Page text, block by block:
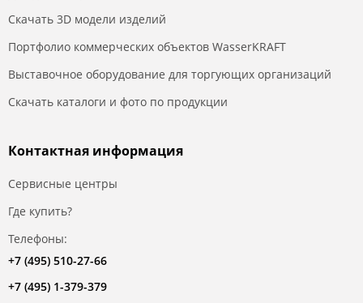
Скачать 3D модели изделий
Портфолио коммерческих объектов WasserKRAFT
Выставочное оборудование для торгующих организаций
Скачать каталоги и фото по продукции
Контактная информация
Сервисные центры
Где купить?
Телефоны:
+7 (495) 510-27-66
+7 (495) 1-379-379